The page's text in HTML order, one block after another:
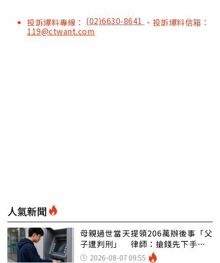
投訴爆料專線： (02)6630-8641 、投訴爆料信箱：
119@ctwant.com
人氣新聞
母親過世當天提領206萬辦後事「父
子遭判刑」 律師：搶錢先下手是
罪 2026-08-07 09:55